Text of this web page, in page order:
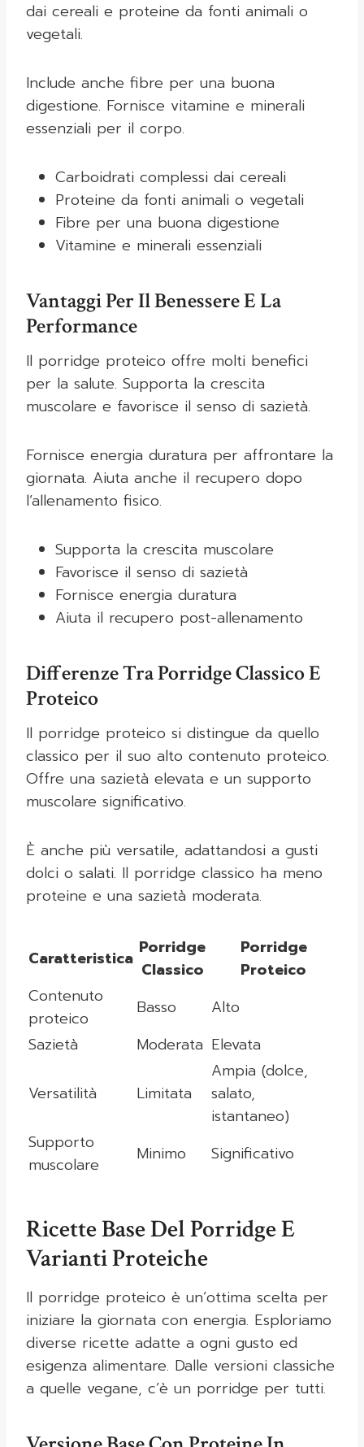
dai cereali e proteine da fonti animali o
vegetali.
Include anche fibre per una buona
digestione. Fornisce vitamine e minerali
essenziali per il corpo.
Carboidrati complessi dai cereali
Proteine da fonti animali o vegetali
Fibre per una buona digestione
Vitamine e minerali essenziali
Vantaggi Per Il Benessere E La
Performance
Il porridge proteico offre molti benefici
per la salute. Supporta la crescita
muscolare e favorisce il senso di sazietà.
Fornisce energia duratura per affrontare la
giornata. Aiuta anche il recupero dopo
l’allenamento fisico.
Supporta la crescita muscolare
Favorisce il senso di sazietà
Fornisce energia duratura
Aiuta il recupero post-allenamento
Differenze Tra Porridge Classico E
Proteico
Il porridge proteico si distingue da quello
classico per il suo alto contenuto proteico.
Offre una sazietà elevata e un supporto
muscolare significativo.
È anche più versatile, adattandosi a gusti
dolci o salati. Il porridge classico ha meno
proteine e una sazietà moderata.
Caratteristica Porridge
Classico
Porridge
Proteico
Contenuto
proteico
Basso
Alto
Sazietà
Moderata Elevata
Versatilità Limitata
Ampia (dolce,
salato,
istantaneo)
Supporto
muscolare
Minimo Significativo
Ricette Base Del Porridge E
Varianti Proteiche
Il porridge proteico è un’ottima scelta per
iniziare la giornata con energia. Esploriamo
diverse ricette adatte a ogni gusto ed
esigenza alimentare. Dalle versioni classiche
a quelle vegane, c’è un porridge per tutti.